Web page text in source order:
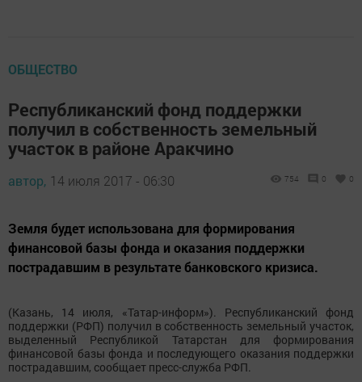
ОБЩЕСТВО
Республиканский фонд поддержки
получил в собственность земельный
участок в районе Аракчино
автор, 14 июля 2017 - 06:30 754 0 0
Земля будет использована для формирования
финансовой базы фонда и оказания поддержки
пострадавшим в результате банковского кризиса.
(Казань, 14 июля, «Татар-информ»). Республиканский фонд
поддержки (РФП) получил в собственность земельный участок,
выделенный Республикой Татарстан для формирования
финансовой базы фонда и последующего оказания поддержки
пострадавшим, сообщает пресс-служба РФП.